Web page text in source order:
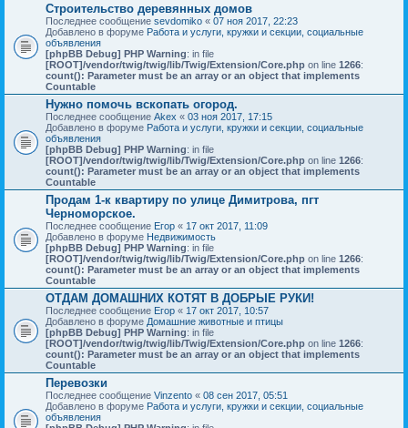
Строительство деревянных домов
Последнее сообщение sevdomiko « 07 ноя 2017, 22:23
Добавлено в форуме Работа и услуги, кружки и секции, социальные
объявления
[phpBB Debug] PHP Warning: in file
[ROOT]/vendor/twig/twig/lib/Twig/Extension/Core.php on line 1266:
count(): Parameter must be an array or an object that implements
Countable
Нужно помочь вскопать огород.
Последнее сообщение Akex « 03 ноя 2017, 17:15
Добавлено в форуме Работа и услуги, кружки и секции, социальные
объявления
[phpBB Debug] PHP Warning: in file
[ROOT]/vendor/twig/twig/lib/Twig/Extension/Core.php on line 1266:
count(): Parameter must be an array or an object that implements
Countable
Продам 1-к квартиру по улице Димитрова, пгт
Черноморское.
Последнее сообщение Егор « 17 окт 2017, 11:09
Добавлено в форуме Недвижимость
[phpBB Debug] PHP Warning: in file
[ROOT]/vendor/twig/twig/lib/Twig/Extension/Core.php on line 1266:
count(): Parameter must be an array or an object that implements
Countable
ОТДАМ ДОМАШНИХ КОТЯТ В ДОБРЫЕ РУКИ!
Последнее сообщение Егор « 17 окт 2017, 10:57
Добавлено в форуме Домашние животные и птицы
[phpBB Debug] PHP Warning: in file
[ROOT]/vendor/twig/twig/lib/Twig/Extension/Core.php on line 1266:
count(): Parameter must be an array or an object that implements
Countable
Перевозки
Последнее сообщение Vinzento « 08 сен 2017, 05:51
Добавлено в форуме Работа и услуги, кружки и секции, социальные
объявления